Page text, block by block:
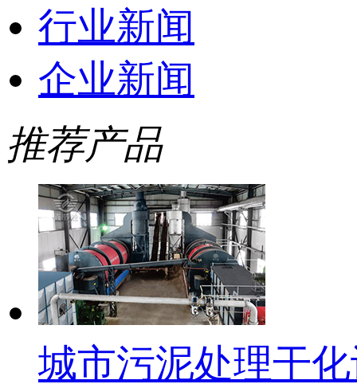
行业新闻
企业新闻
推荐产品
城市污泥处理干